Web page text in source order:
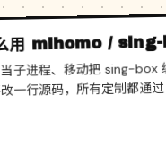
用 mihomo / sing-
子进程、移动把 sing-box
一行源码，所有定制都通过